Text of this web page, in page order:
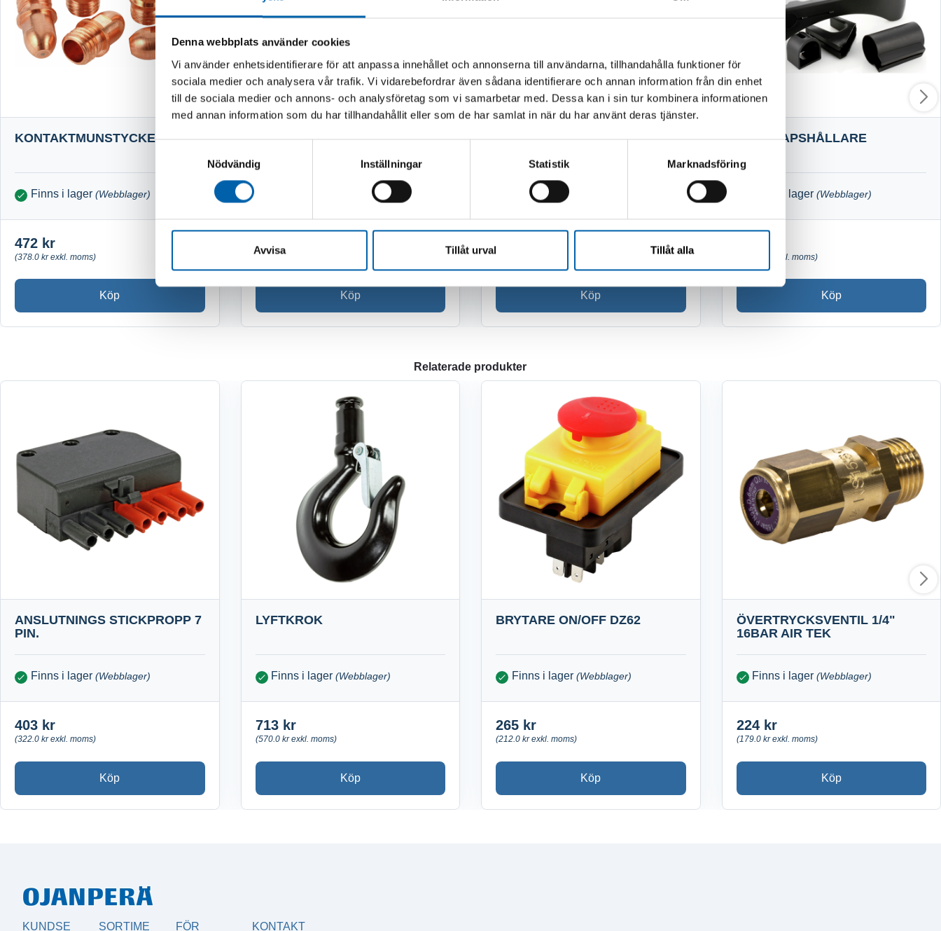
Denna webbplats använder cookies
Vi använder enhetsidentifierare för att anpassa innehållet och annonserna till användarna, tillhandahålla funktioner för
sociala medier och analysera vår trafik. Vi vidarebefordrar även sådana identifierare och annan information från din enhet
till de sociala medier och annons- och analysföretag som vi samarbetar med. Dessa kan i sin tur kombinera informationen
med annan information som du har tillhandahållit eller som de har samlat in när du har använt deras tjänster.
Nödvändig
Inställningar Statistik Marknadsföring
Avvisa Tillåt urval Tillåt alla
KONTAKTMUNSTYCKE 5ST
Finns i lager (Webblager)
472 kr
(378.0 kr exkl. moms)
Köp
RESERDELS KIT FÖR
(Webblager)
104 kr
(83.0 kr exkl. moms)
Köp
LÄNGDANSLAG POS.38-44
Finns i lager
380 kr
Köp
REDSKAPSHÅLLARE
Finns i lager(Webblager)
(341.0 kr exkl. moms)
Köp
Relaterade produkter
ANSLUTNINGS STICKPROPP 7
PIN.
Finns i lager (Webblager)
403 kr
(322.0 kr exkl. moms)
Köp
LYFTKROK
Finns i lager(Webblager)
713 kr
(570.0 kr exkl. moms)
Köp
BRYTARE ON/OFF DZ62
Finns i lager (Webblager)
265 kr
(212.0 kr exkl. moms)
Köp
ÖVERTRYCKSVENTIL 1/4"
16BAR AIR TEK
Finns i lager(Webblager)
224 kr
(179.0 kr exkl. moms)
Köp
KUNDSE SORTIME FÖR KONTAKT​